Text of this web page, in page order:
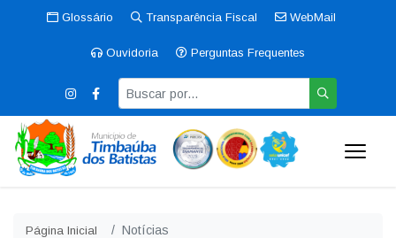
Glossário Transparência Fiscal WebMail
Ouvidoria Perguntas Frequentes
Página Inicial Notícias